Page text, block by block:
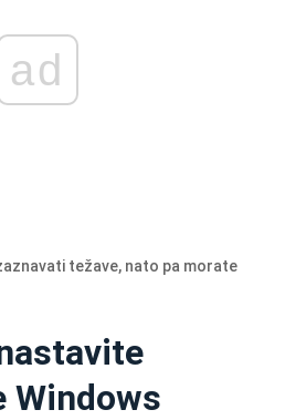
ad
težave, nato pa morate
Windows